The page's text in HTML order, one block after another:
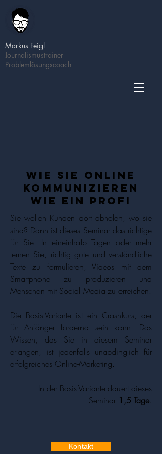
Markus Feigl
Journalismustrainer
Problemlösungscoach
wie sie online
kommunizieren
wie ein profi
Sie wollen Kunden dort abholen, wo sie
sind? Dann ist dieses Seminar das richtige
für Sie. In eineinhalb Tagen oder mehr
lernen Sie, richtig gute und verständliche
Texte zu formulieren, Videos mit dem
Smartphone zu produzieren und
Menschen mit Social Media zu erreichen.
Die Basis-Variante ist ein Crashkurs, der
für Anfänger fordernd sein kann. Das
Wissen, das Sie in diesem Seminar
erlangen, ist jedenfalls unabdinglich für
erfolgreiches Online-Marketing.
In der Basis-Variante dauert dieses
Seminar 1,5 Tage.
Kontakt